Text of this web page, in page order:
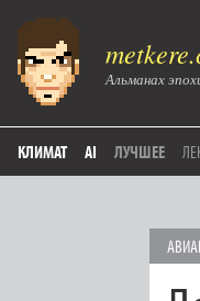
Альманах
КЛИМАТ AI ЛУЧШЕЕ